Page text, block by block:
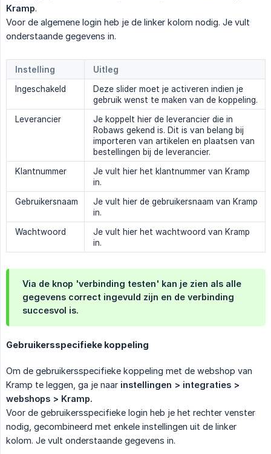
Kramp.
Voor de algemene login heb je de linker kolom nodig. Je vult
onderstaande gegevens in.
Instelling
Uitleg
Ingeschakeld
Deze slider moet je activeren indien je
gebruik wenst te maken van de koppeling.
Leverancier
Je koppelt hier de leverancier die in
Robaws gekend is. Dit is van belang bij
importeren van artikelen en plaatsen van
bestellingen bij de leverancier.
Klantnummer
Je vult hier het klantnummer van Kramp
in.
Gebruikersnaam
Je vult hier de gebruikersnaam van Kramp
in.
Wachtwoord
Je vult hier het wachtwoord van Kramp
in.
Via de knop 'verbinding testen' kan je zien als alle
gegevens correct ingevuld zijn en de verbinding
succesvol is.
Gebruikersspecifieke koppeling
Om de gebruikersspecifieke koppeling met de webshop van
Kramp te leggen, ga je naar instellingen > integraties >
webshops > Kramp.
Voor de gebruikersspecifieke login heb je het rechter venster
nodig, gecombineerd met enkele instellingen uit de linker
kolom. Je vult onderstaande gegevens in.